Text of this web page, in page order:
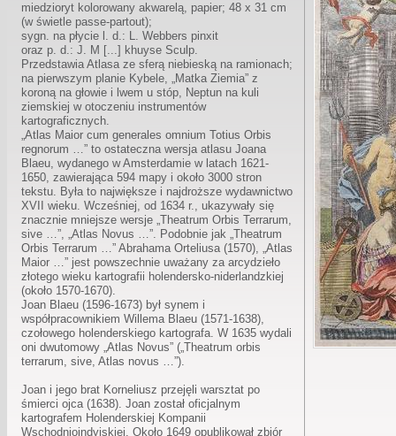
miedzioryt kolorowany akwarelą, papier; 48 x 31 cm
(w świetle passe-partout);
sygn. na płycie l. d.: L. Webbers pinxit
oraz p. d.: J. M [...] khuyse Sculp.
Przedstawia Atlasa ze sferą niebieską na ramionach;
na pierwszym planie Kybele, „Matka Ziemia” z
koroną na głowie i lwem u stóp, Neptun na kuli
ziemskiej w otoczeniu instrumentów
kartograficznych.
„Atlas Maior cum generales omnium Totius Orbis
regnorum …” to ostateczna wersja atlasu Joana
Blaeu, wydanego w Amsterdamie w latach 1621-
1650, zawierająca 594 mapy i około 3000 stron
tekstu. Była to największe i najdroższe wydawnictwo
XVII wieku. Wcześniej, od 1634 r., ukazywały się
znacznie mniejsze wersje „Theatrum Orbis Terrarum,
sive …”, „Atlas Novus …”. Podobnie jak „Theatrum
Orbis Terrarum …” Abrahama Orteliusa (1570), „Atlas
Maior …” jest powszechnie uważany za arcydzieło
złotego wieku kartografii holendersko-niderlandzkiej
(około 1570-1670).
Joan Blaeu (1596-1673) był synem i
współpracownikiem Willema Blaeu (1571-1638),
czołowego holenderskiego kartografa. W 1635 wydali
oni dwutomowy „Atlas Novus” („Theatrum orbis
terrarum, sive, Atlas novus …”).
Joan i jego brat Korneliusz przejęli warsztat po
śmierci ojca (1638). Joan został oficjalnym
kartografem Holenderskiej Kompanii
Wschodnioindyjskiej. Około 1649 opublikował zbiór